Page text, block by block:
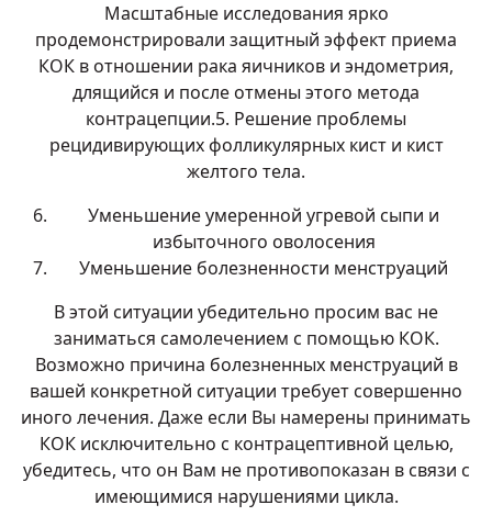
Масштабные исследования ярко
продемонстрировали защитный эффект приема
КОК в отношении рака яичников и эндометрия,
длящийся и после отмены этого метода
контрацепции.5. Решение проблемы
рецидивирующих фолликулярных кист и кист
желтого тела.
Уменьшение умеренной угревой сыпи и
избыточного оволосения
Уменьшение болезненности менструаций
В этой ситуации убедительно просим вас не
заниматься самолечением с помощью КОК.
Возможно причина болезненных менструаций в
вашей конкретной ситуации требует совершенно
иного лечения. Даже если Вы намерены принимать
КОК исключительно с контрацептивной целью,
убедитесь, что он Вам не противопоказан в связи с
имеющимися нарушениями цикла.